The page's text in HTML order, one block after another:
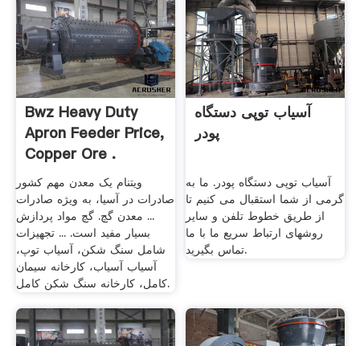
Bwz Heavy Duty
Apron Feeder Price,
Copper Ore .
ویتنام یک معدن مهم کشور
صادرات در آسیا، به ویژه صادرات
... معدن گچ. گچ مواد پردازش
بسیار مفید است. ... تجهیزات
شامل سنگ شکن، آسیاب توپ،
آسیاب آسیاب، کارخانه سیمان
کامل، کارخانه سنگ شکن کامل.
آسیاب توپی دستگاه
پودر
آسیاب توپی دستگاه پودر. ما به
گرمی از شما استقبال می کنیم تا
از طریق خطوط تلفن و سایر
روشهای ارتباط سریع ما با ما
تماس بگیرید.